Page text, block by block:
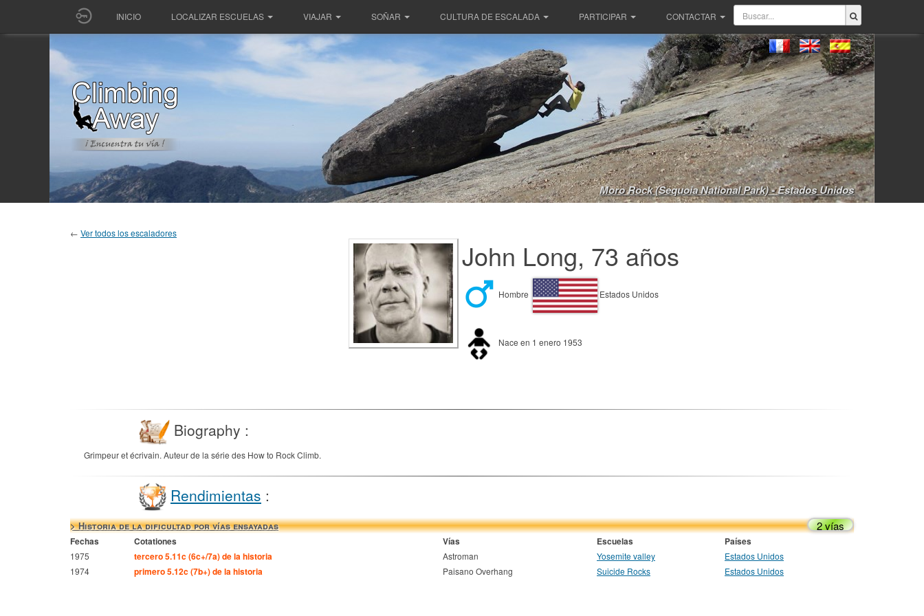
INICIO LOCALIZAR ESCUELAS VIAJAR SOÑAR CULTURA DE ESCALADA PARTICIPAR CONTACTAR
Moro Rock (Sequoia National Park) - Estados Unidos
← Ver todos los escaladores
John Long, 73 años
Hombre Estados Unidos
Nace en 1 enero 1953
Biography :
Grimpeur et écrivain. Auteur de la série des How to Rock Climb.
Rendimientas :
> Historia de la dificultad por vías ensayadas 2 vías
Fechas Cotationes Vías Escuelas Países
1975 tercero 5.11c (6c+/7a) de la historia Astroman Yosemite valley
Estados Unidos
1974
primero 5.12c (7b+) de la historia Paisano Overhang Suicide Rocks Estados Unidos